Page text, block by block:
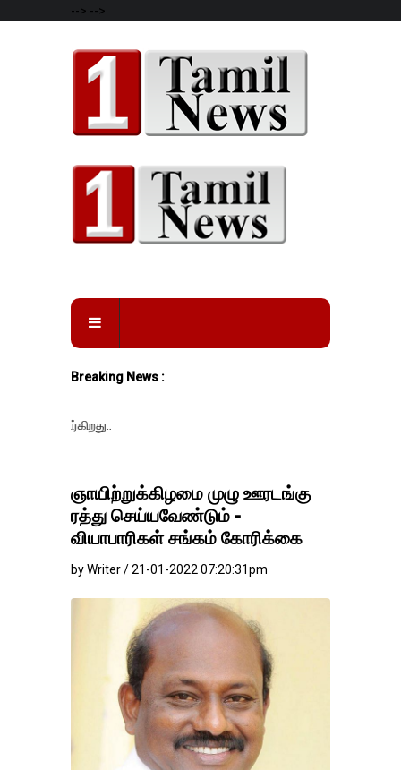
--> -->
Breaking News :
ஞாயிற்றுக்கிழமை முழு ஊரடங்கு
ரத்து செய்யவேண்டும் -
வியாபாரிகள் சங்கம் கோரிக்கை
by Writer / 21-01-2022 07:20:31pm